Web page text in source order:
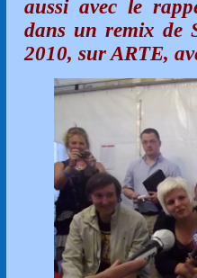
aussi avec le
dans un remix de
2010, sur ARTE,